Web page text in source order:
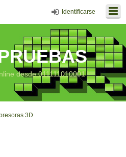
Identificarse
desde 011111010001
3D